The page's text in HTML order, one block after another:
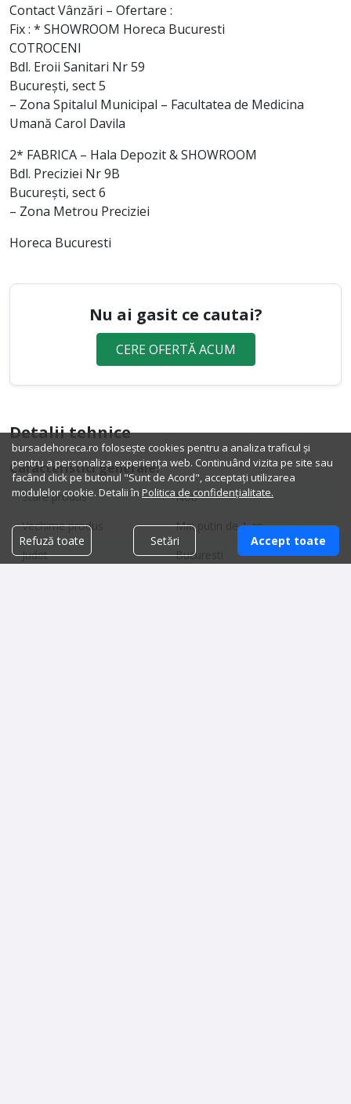
Contact Vânzări – Ofertare :
Fix : * SHOWROOM Horeca Bucuresti
COTROCENI
Bdl. Eroii Sanitari Nr 59
București, sect 5
– Zona Spitalul Municipal – Facultatea de Medicina
Umană Carol Davila
2* FABRICA – Hala Depozit & SHOWROOM
Bdl. Preciziei Nr 9B
București, sect 6
– Zona Metrou Preciziei
Horeca Bucuresti
Nu ai gasit ce cautai?
CERE OFERTĂ ACUM
Detalii tehnice
Caracteristici generale:
Stare produs
Nou
Vechime produs
Mai putin de 1 an
Judet
Bucuresti
bursadehoreca.ro folosește cookies pentru a analiza traficul și
pentru a personaliza experiența web. Continuând vizita pe site sau
facând click pe butonul "Sunt de Acord", acceptați utilizarea
modulelor cookie. Detalii în Politica de confidențialitate.
Refuză toate Setări Accept toate